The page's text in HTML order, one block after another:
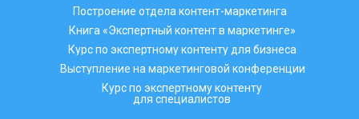
Книга «Экспертный контент в маркетинге»
Построение отдела контент-маркетинга
Курс по экспертному контенту для бизнеса
Курс по экспертному контенту
для специалистов
Выступление на маркетинговой конференции